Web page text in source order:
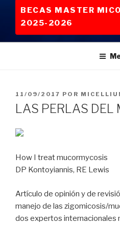
BECAS MASTER
2025-2026
PUBLICADO
EL
11/09/2017 POR
LAS PERLAS DEL
How I treat mucormycosis
DP Kontoyiannis, RE Lewis
Artículo de opinión y de
manejo de las zigomicosis/
dos expertos internacionales